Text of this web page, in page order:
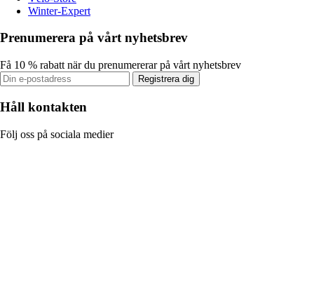
Winter-Expert
Prenumerera på vårt nyhetsbrev
Få 10 % rabatt när du prenumererar på vårt nyhetsbrev
Registrera dig
Håll kontakten
Följ oss på sociala medier